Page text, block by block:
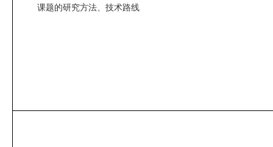
课题的研究方法、技术路线